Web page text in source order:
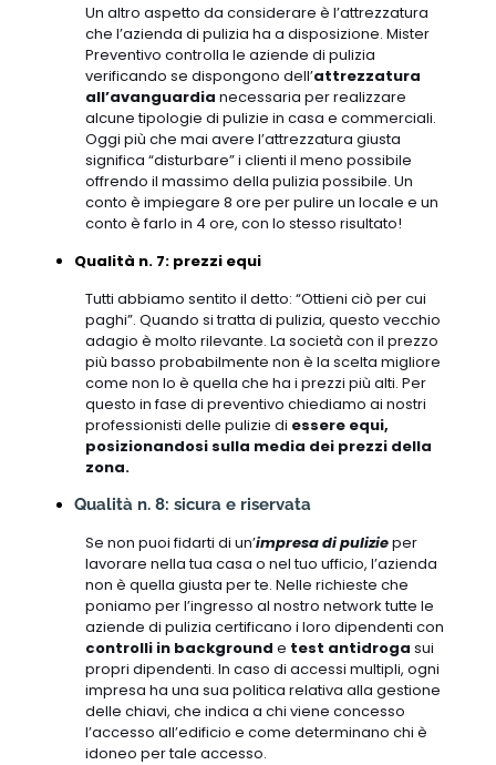
Un altro aspetto da considerare è l’attrezzatura
che l’azienda di pulizia ha a disposizione. Mister
Preventivo controlla le aziende di pulizia
verificando se dispongono dell’attrezzatura
all’avanguardia necessaria per realizzare
alcune tipologie di pulizie in casa e commerciali.
Oggi più che mai avere l’attrezzatura giusta
significa “disturbare” i clienti il meno possibile
offrendo il massimo della pulizia possibile. Un
conto è impiegare 8 ore per pulire un locale e un
conto è farlo in 4 ore, con lo stesso risultato!
Qualità n. 7: prezzi equi
Tutti abbiamo sentito il detto: “Ottieni ciò per cui
paghi”. Quando si tratta di pulizia, questo vecchio
adagio è molto rilevante. La società con il prezzo
più basso probabilmente non è la scelta migliore
come non lo è quella che ha i prezzi più alti. Per
questo in fase di preventivo chiediamo ai nostri
professionisti delle pulizie di essere equi,
posizionandosi sulla media dei prezzi della
zona.
Qualità n. 8: sicura e riservata
Se non puoi fidarti di un’impresa di pulizieper
lavorare nella tua casa o nel tuo ufficio, l’azienda
non è quella giusta per te. Nelle richieste che
poniamo per l’ingresso al nostro network tutte le
aziende di pulizia certificano i loro dipendenti con
controlli in background e test antidroga sui
propri dipendenti. In caso di accessi multipli, ogni
impresa ha una sua politica relativa alla gestione
delle chiavi, che indica a chi viene concesso
l’accesso all’edificio e come determinano chi è
idoneo per tale accesso.